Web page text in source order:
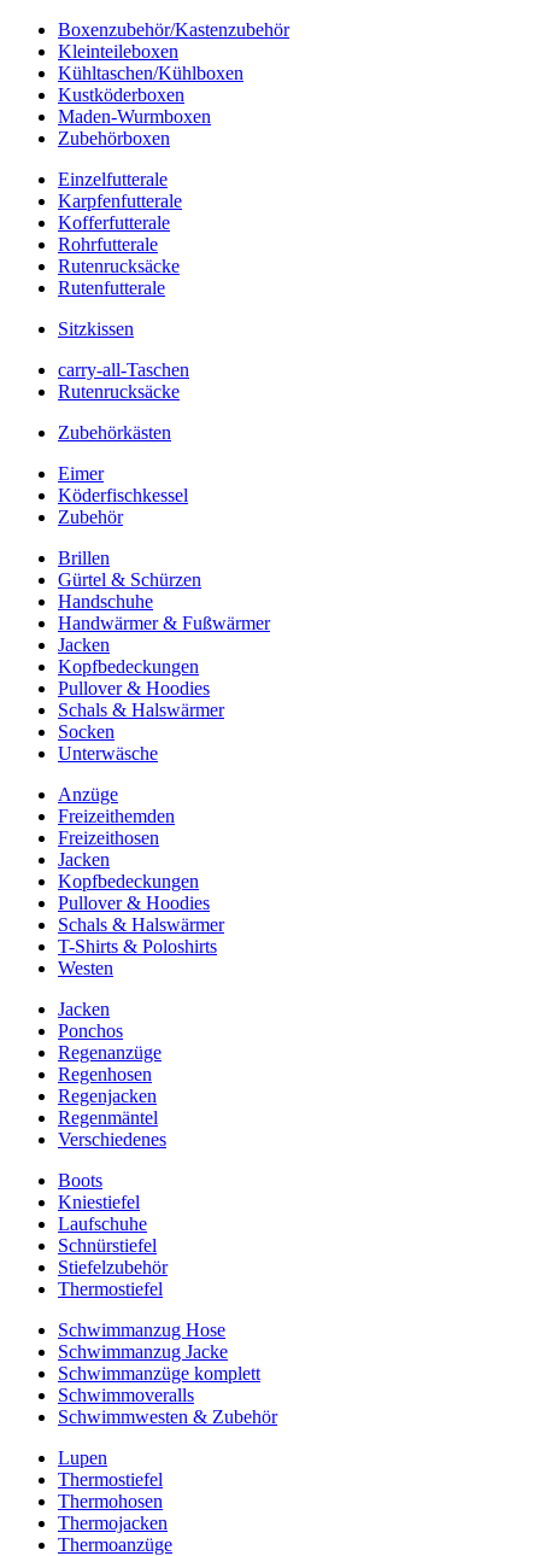
Boxenzubehör/Kastenzubehör
Kleinteileboxen
Kühltaschen/Kühlboxen
Kustköderboxen
Maden-Wurmboxen
Zubehörboxen
Einzelfutterale
Karpfenfutterale
Kofferfutterale
Rohrfutterale
Rutenrucksäcke
Rutenfutterale
Sitzkissen
carry-all-Taschen
Rutenrucksäcke
Zubehörkästen
Eimer
Köderfischkessel
Zubehör
Brillen
Gürtel & Schürzen
Handschuhe
Handwärmer & Fußwärmer
Jacken
Kopfbedeckungen
Pullover & Hoodies
Schals & Halswärmer
Socken
Unterwäsche
Anzüge
Freizeithemden
Freizeithosen
Jacken
Kopfbedeckungen
Pullover & Hoodies
Schals & Halswärmer
T-Shirts & Poloshirts
Westen
Jacken
Ponchos
Regenanzüge
Regenhosen
Regenjacken
Regenmäntel
Verschiedenes
Boots
Kniestiefel
Laufschuhe
Schnürstiefel
Stiefelzubehör
Thermostiefel
Schwimmanzug Hose
Schwimmanzug Jacke
Schwimmanzüge komplett
Schwimmoveralls
Schwimmwesten & Zubehör
Lupen
Thermostiefel
Thermohosen
Thermojacken
Thermoanzüge